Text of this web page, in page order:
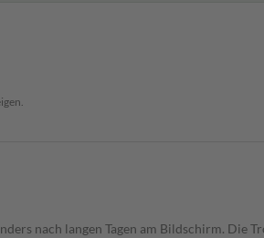
nach langen Tagen am Bildschirm. Die